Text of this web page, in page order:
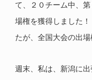
て、２０チーム中、
場権を獲得しました
たが、全国大会の出
週末、私は、新潟に